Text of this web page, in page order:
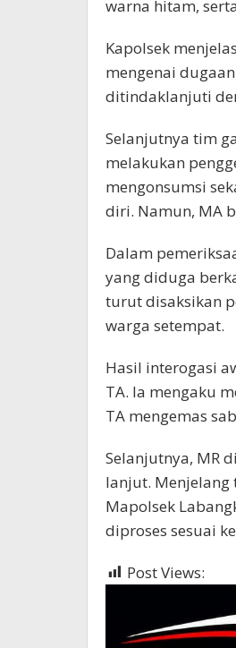
warna hitam,
Kapolsek
mengenai
ditindaklanjuti
Selanjutnya tim
melakukan
mengonsumsi
diri. Namun, MA
Dalam
yang diduga
turut disaksikan
warga setempat.
Hasil interogasi
TA. Ia mengaku
TA mengemas
Selanjutnya, MR
lanjut. Menjelang
Mapolsek
diproses sesuai
Post Views: